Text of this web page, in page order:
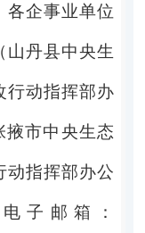
各企事业单位
山丹县中央生
行动指挥部办
掖市中央生态
动指挥部办公
子邮箱：